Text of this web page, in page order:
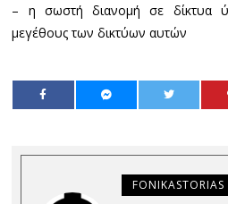
– η σωστή διανομή σε δίκτυα
μεγέθους των δικτύων αυτών
FONIKASTORIAS